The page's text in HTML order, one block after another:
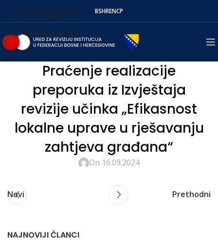
Skip to navigation
Skip to main content
BSHRENСР
Praćenje realizacije
preporuka iz Izvještaja
revizije učinka „Efikasnost
lokalne uprave u rješavanju
zahtjeva građana“
On 16.09.2024
Novi Prethodni
NAJNOVIJI ČLANCI